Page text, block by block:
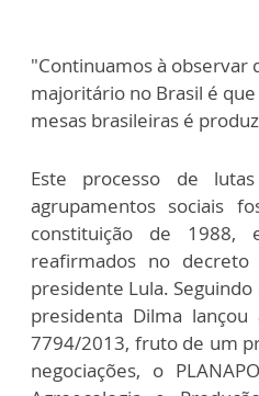
"Continuamos à
majoritário no Brasil é
mesas brasileiras é
Este processo de
agrupamentos sociais
constituição de 1988,
reafirmados no
presidente Lula.
presidenta Dilma
7794/2013, fruto de um
negociações, o